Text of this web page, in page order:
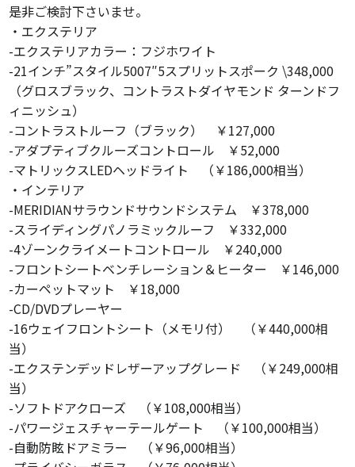
是非ご検討下さいませ。
・エクステリア
-エクステリアカラー：フジホワイト
-21インチ”スタイル5007″5スプリットスポーク \348,000
（グロスブラック、コントラストダイヤモンド ターンドフ
ィニッシュ）
-コントラストルーフ（ブラック） ￥127,000
-アダプティブクルーズコントロール ￥52,000
-マトリックスLEDヘッドライト （￥186,000相当）
・インテリア
-MERIDIANサラウンドサウンドシステム ￥378,000
-スライディングパノラミックルーフ ￥332,000
-4ゾーンクライメートコントロール ￥240,000
-フロントシートベンチレーション＆ヒーター ￥146,000
-カーペットマット ￥18,000
-CD/DVDプレーヤー
-16ウェイフロントシート（メモリ付） （￥440,000相
当）
-エクステンデッドレザーアップグレード （￥249,000相
当）
-ソフトドアクローズ （￥108,000相当）
-パワージェスチャーテールゲート （￥100,000相当）
-自動防眩ドアミラー （￥96,000相当）